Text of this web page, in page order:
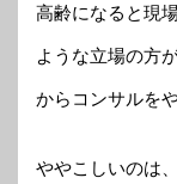
高齢になると現
ような立場の方
からコンサルを
ややこしいのは